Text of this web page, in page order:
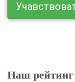
Наш рейтинг